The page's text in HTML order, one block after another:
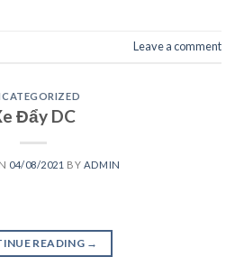
Leave a comment
Đẩy DC
04/08/2021 BY ADMIN
READING →